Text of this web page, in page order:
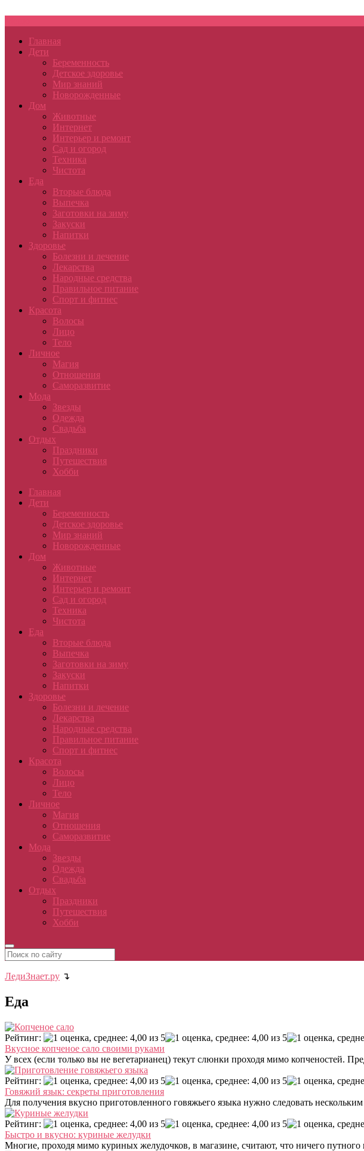
Главная
Дети
Беременность
Детское здоровье
Мир знаний
Новорожденные
Дом
Животные
Интернет
Интерьер и ремонт
Сад и огород
Техника
Чистота
Еда
Вторые блюда
Выпечка
Заготовки на зиму
Закуски
Напитки
Здоровье
Болезни и лечение
Лекарства
Народные средства
Правильное питание
Спорт и фитнес
Красота
Волосы
Лицо
Тело
Личное
Магия
Отношения
Саморазвитие
Мода
Звезды
Одежда
Свадьба
Отдых
Праздники
Путешествия
Хобби
Главная
Дети
Беременность
Детское здоровье
Мир знаний
Новорожденные
Дом
Животные
Интернет
Интерьер и ремонт
Сад и огород
Техника
Чистота
Еда
Вторые блюда
Выпечка
Заготовки на зиму
Закуски
Напитки
Здоровье
Болезни и лечение
Лекарства
Народные средства
Правильное питание
Спорт и фитнес
Красота
Волосы
Лицо
Тело
Личное
Магия
Отношения
Саморазвитие
Мода
Звезды
Одежда
Свадьба
Отдых
Праздники
Путешествия
Хобби
ЛедиЗнает.ру ↴
Еда
Рейтинг:
Вкусное копченое сало своими руками
У всех (если только вы не вегетарианец) текут слюнки проходя мимо копченостей.
Рейтинг:
Говяжий язык: секреты приготовления
Для получения вкусно приготовленного говяжьего языка нужно следовать
Рейтинг:
Быстро и вкусно: куриные желудки
Многие, проходя мимо куриных желудочков, в магазине, считают, что ничего